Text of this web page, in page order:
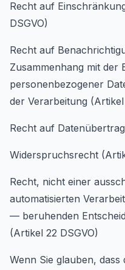
Recht auf
DSGVO)
Recht auf
Zusammenhang mit der
personenbezogener
der Verarbeitung (Artikel
Recht auf
Widerspruchsrecht
Recht, nicht einer
automatisierten
— beruhenden
(Artikel 22 DSGVO)
Wenn Sie glauben,